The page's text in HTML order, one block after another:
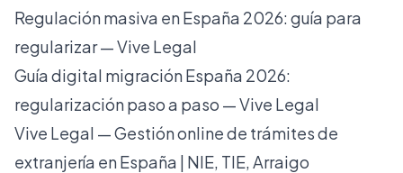
Regulación masiva en España 2026: guía para
regularizar — Vive Legal
Guía digital migración España 2026:
regularización paso a paso — Vive Legal
Vive Legal — Gestión online de trámites de
extranjería en España | NIE, TIE, Arraigo